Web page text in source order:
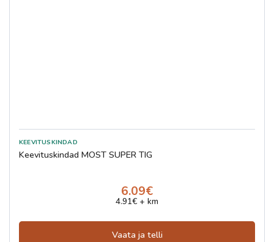
Keevituskindad MOST SUPER TIG
6.09€
4.91€ + km
Vaata ja telli